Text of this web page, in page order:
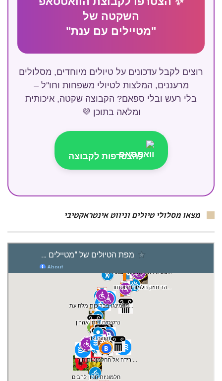
השקטה של
"מטיילים עם ענת"
רוצים לקבל עדכונים על טיולים מיוחדים, מסלולים
מרעננים, המלצות לטיולי משפחות וחו"ל –
בלי רעש ובלי ספאם? הקבוצה שקטה, איכותית
ומלאה בתוכן 💜
להצטרפות לקבוצה
מצאו מסלולי טיולים וניווט אינטראקטיבי